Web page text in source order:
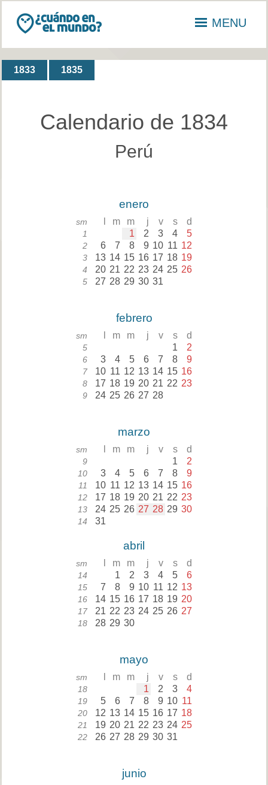
MENU
1833 1835
Calendario de 1834
Perú
enero
sm m m j v s d
1 1 2 3 4 5
2 6 7 8 9 10 11 12
3 13 14 15 16 17 18 19
4 20 21 22 23 24 25 26
5 27 28 29 30 31
febrero
sm m m j v s d
5 1 2
6 3 4 5 6 7 8 9
7 10 11 12 13 14 15 16
8 17 18 19 20 21 22 23
9 24 25 26 27 28
marzo
sm m m j v s d
9 1 2
10 3 4 5 6 7 8 9
11 10 11 12 13 14 15 16
12 17 18 19 20 21 22 23
13 24 25 26 27 28 29 30
14 31
abril
sm m m j v s d
14 1 2 3 4 5 6
15 7 8 9 10 11 12 13
16 14 15 16 17 18 19 20
17 21 22 23 24 25 26 27
18 28 29 30
mayo
sm m m j v s d
18 1 2 3 4
19 5 6 7 8 9 10 11
20 12 13 14 15 16 17 18
21 19 20 21 22 23 24 25
22 26 27 28 29 30 31
junio